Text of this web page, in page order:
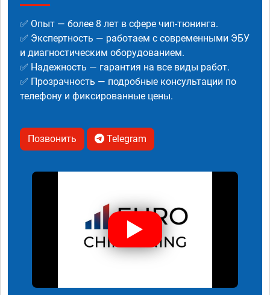
✅ Опыт — более 8 лет в сфере чип-тюнинга.
✅ Экспертность — работаем с современными ЭБУ
и диагностическим оборудованием.
✅ Надежность — гарантия на все виды работ.
✅ Прозрачность — подробные консультации по
телефону и фиксированные цены.
Позвонить Telegram